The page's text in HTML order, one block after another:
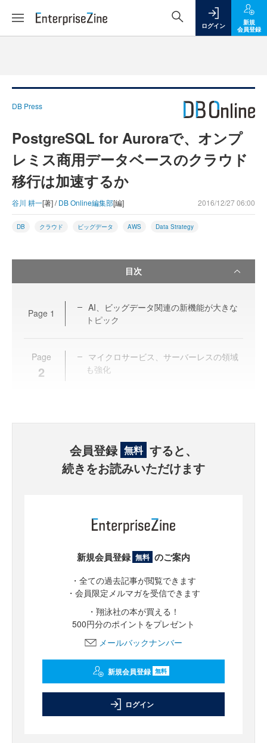
ログイン
新規
会員登録
DB Press
PostgreSQL for Auroraで、オンプ
レミス商用データベースのクラウド
移行は加速するか
谷川 耕一[著] /DB Online編集部[編] 2016/12/27 06:00
DB クラウド ビッグデータ AWS Data Strategy
目次
Page 1
AI、ビッグデータ関連の新機能が大きな
トピック
Page
2
マイクロサービス、サーバーレスの領域
も強化
会員登録 無料 すると、
続きをお読みいただけます
新規会員登録 無料 のご案内
・全ての過去記事が閲覧できます
・会員限定メルマガを受信できます
・翔泳社の本が買える！
500円分のポイントをプレゼント
メールバックナンバー
新規会員登録 無料
ログイン